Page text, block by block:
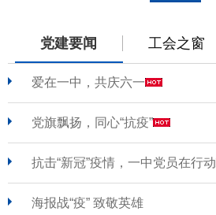
党建要闻 工会之窗
爱在一中，共庆六一
党旗飘扬，同心“抗疫”
抗击“新冠”疫情，一中党员在行动
海报战“疫” 致敬英雄